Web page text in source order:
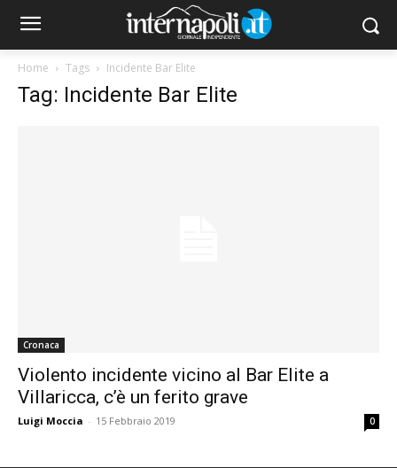
Home Tags Incidente Bar Elite
Tag: Incidente Bar Elite
Cronaca
Violento incidente vicino al Bar Elite a
Villaricca, c’è un ferito grave
Luigi Moccia - 15 Febbraio 2019 0